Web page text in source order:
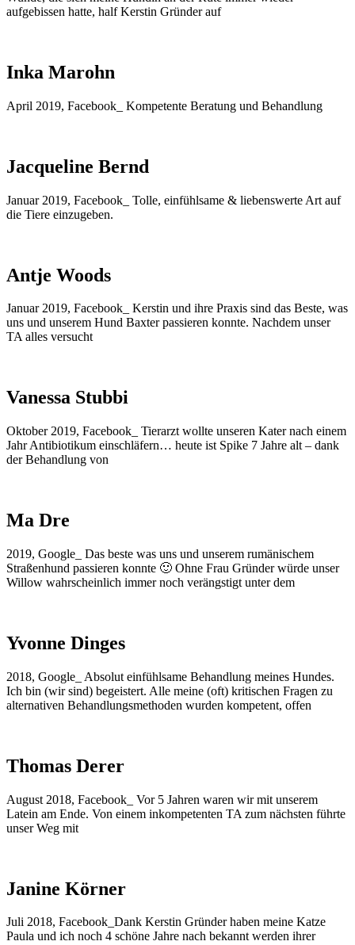
aufgebissen hatte, half Kerstin Gründer auf
Inka Marohn
April 2019, Facebook_ Kompetente Beratung und Behandlung
Jacqueline Bernd
Januar 2019, Facebook_ Tolle, einfühlsame & liebenswerte Art auf
die Tiere einzugeben.
Antje Woods
Januar 2019, Facebook_ Kerstin und ihre Praxis sind das Beste, was
uns und unserem Hund Baxter passieren konnte. Nachdem unser
TA alles versucht
Vanessa Stubbi
Oktober 2019, Facebook_ Tierarzt wollte unseren Kater nach einem
Jahr Antibiotikum einschläfern… heute ist Spike 7 Jahre alt – dank
der Behandlung von
Ma Dre
2019, Google_ Das beste was uns und unserem rumänischem
Straßenhund passieren konnte 🙂 Ohne Frau Gründer würde unser
Willow wahrscheinlich immer noch verängstigt unter dem
Yvonne Dinges
2018, Google_ Absolut einfühlsame Behandlung meines Hundes.
Ich bin (wir sind) begeistert. Alle meine (oft) kritischen Fragen zu
alternativen Behandlungsmethoden wurden kompetent, offen
Thomas Derer
August 2018, Facebook_ Vor 5 Jahren waren wir mit unserem
Latein am Ende. Von einem inkompetenten TA zum nächsten führte
unser Weg mit
Janine Körner
Juli 2018, Facebook_Dank Kerstin Gründer haben meine Katze
Paula und ich noch 4 schöne Jahre nach bekannt werden ihrer